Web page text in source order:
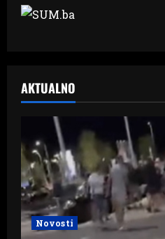
AKTUALNO
Novosti